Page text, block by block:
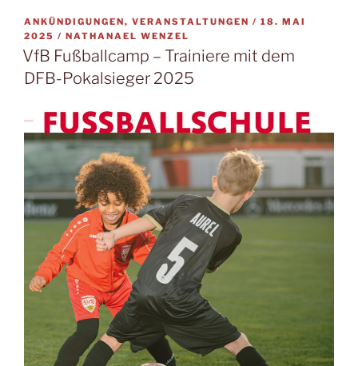
ANKÜNDIGUNGEN, VERANSTALTUNGEN / 18. MAI
2025 / NATHANAEL WENZEL
VfB Fußballcamp – Trainiere mit dem
DFB-Pokalsieger 2025